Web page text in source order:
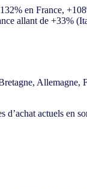
en France,
allant de +33%
Allemagne,
d’achat actuels en